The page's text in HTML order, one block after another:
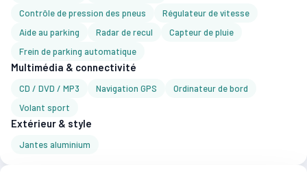
Contrôle de pression des pneus
Régulateur de vitesse
Aide au parking
Radar de recul
Capteur de pluie
Frein de parking automatique
Multimédia & connectivité
CD / DVD / MP3 Navigation GPS
Ordinateur de bord
Volant sport
Extérieur & style
Jantes aluminium